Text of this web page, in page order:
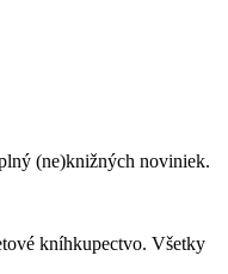
(ne)knižných noviniek.
kníhkupectvo. Všetky